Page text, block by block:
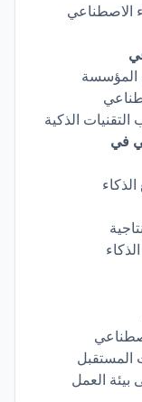
الاصطناعي
المؤسسة
الذكية
في
المستقبل
بيئة العمل